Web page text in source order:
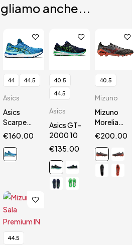
anche...
44 44.5
Asics
Asics
Scarpe
Gel
€160.00
40.5
44.5
Asics
Asics GT-
2000 10
€135.00
40.5
Mizuno
Mizuno
Morelia
Neo III Β
€200.00
44.5